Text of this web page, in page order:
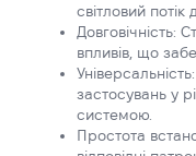
світловий потік
Довговічність:
впливів, що
застосувань у
системою.
Простота